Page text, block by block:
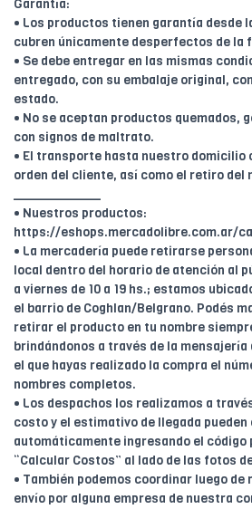
Garantía:
• Los productos tienen garantía desde
cubren únicamente desperfectos de la
• Se debe entregar en las mismas
entregado, con su embalaje original,
estado.
• No se aceptan productos quemados,
con signos de maltrato.
• El transporte hasta nuestro domicilio
orden del cliente, así como el retiro del
____________
• Nuestros productos:
https://eshops.mercadolibre.com.ar/
• La mercadería puede retirarse
local dentro del horario de atención al
a viernes de 10 a 19 hs.; estamos
el barrio de Coghlan/Belgrano. Podés
retirar el producto en tu nombre
brindándonos a través de la
el que hayas realizado la compra el
nombres completos.
• Los despachos los realizamos a
costo y el estimativo de llegada
automáticamente ingresando el código
“Calcular Costos” al lado de las fotos
• También podemos coordinar luego de
envío por alguna empresa de nuestra